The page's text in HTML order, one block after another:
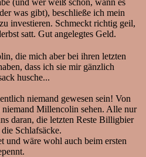
was gibt), beschließe ich mein
investieren. Schmeckt richtig geil,
satt. Gut angelegtes Geld.
die mich aber bei ihren letzten
dass ich sie mir gänzlich
husche...
niemand gewesen sein! Von
Millencolin sehen. Alle nur
daran, die letzten Reste Billigbier
Schlafsäcke.
und wäre wohl auch beim ersten